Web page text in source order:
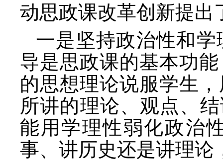
动思政课改革创新提出
一是坚持政治性和
导是思政课的基本功
的思想理论说服学生
所讲的理论、观点、
能用学理性弱化政治
事、讲历史还是讲理论